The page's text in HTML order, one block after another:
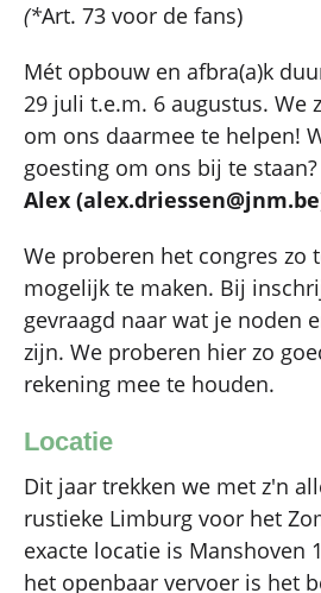
(*Art. 73 voor de fans)
Mét opbouw en afbra(a)k
29 juli t.e.m. 6 augustus. We
om ons daarmee te helpen!
goesting om ons bij te
Alex
We proberen het congres zo
mogelijk te maken. Bij
gevraagd naar wat je noden
zijn. We proberen hier zo
rekening mee te houden.
Locatie
Dit jaar trekken we met z'n
rustieke Limburg voor het
exacte locatie is Manshoven
het openbaar vervoer is het